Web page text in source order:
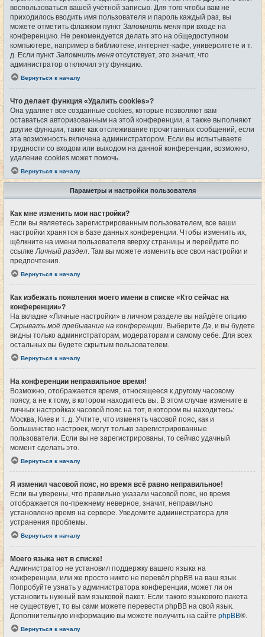
воспользоваться вашей учётной записью. Для того чтобы вам не
приходилось вводить имя пользователя и пароль каждый раз, вы
можете отметить флажком пункт Запомнить меня при входе на
конференцию. Не рекомендуется делать это на общедоступном
компьютере, например в библиотеке, интернет-кафе, университете и т.
д. Если пункт Запомнить меня отсутствует, это значит, что
администратор отключил эту функцию.
Вернуться к началу
Что делает функция «Удалить cookies»?
Она удаляет все созданные cookies, которые позволяют вам
оставаться авторизованным на этой конференции, а также выполняют
другие функции, такие как отслеживание прочитанных сообщений, если
эта возможность включена администратором. Если вы испытываете
трудности со входом или выходом на данной конференции, возможно,
удаление cookies может помочь.
Вернуться к началу
Параметры и настройки пользователя
Как мне изменить мои настройки?
Если вы являетесь зарегистрированным пользователем, все ваши
настройки хранятся в базе данных конференции. Чтобы изменить их,
щёлкните на имени пользователя вверху страницы и перейдите по
ссылкеЛичный раздел. Там вы можете изменить все свои настройки и
предпочтения.
Вернуться к началу
Как избежать появления моего имени в списке «Кто сейчас на
конференции»?
На вкладке «Личные настройки» в личном разделе вы найдёте опцию
Скрывать моё пребывание на конференции. ВыберитеДа, и вы будете
видны только администраторам, модераторам и самому себе. Для всех
остальных вы будете скрытым пользователем.
Вернуться к началу
На конференции неправильное время!
Возможно, отображается время, относящееся к другому часовому
поясу, а не к тому, в котором находитесь вы. В этом случае измените в
личных настройках часовой пояс на тот, в котором вы находитесь:
Москва, Киев и т. д. Учтите, что изменять часовой пояс, как и
большинство настроек, могут только зарегистрированные
пользователи. Если вы не зарегистрированы, то сейчас удачный
момент сделать это.
Вернуться к началу
Я изменил часовой пояс, но время всё равно неправильное!
Если вы уверены, что правильно указали часовой пояс, но время
отображается по-прежнему неверное, значит, неправильно
установлено время на сервере. Уведомите администратора для
устранения проблемы.
Вернуться к началу
Моего языка нет в списке!
Администратор не установил поддержку вашего языка на
конференции, или же просто никто не перевёл phpBB на ваш язык.
Попробуйте узнать у администратора конференции, может ли он
установить нужный вам языковой пакет. Если такого языкового пакета
не существует, то вы сами можете перевести phpBB на свой язык.
Дополнительную информацию вы можете получить на сайте phpBB®.
Вернуться к началу